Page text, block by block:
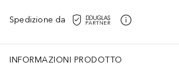
Spedizione da
INFORMAZIONI PRODOTTO